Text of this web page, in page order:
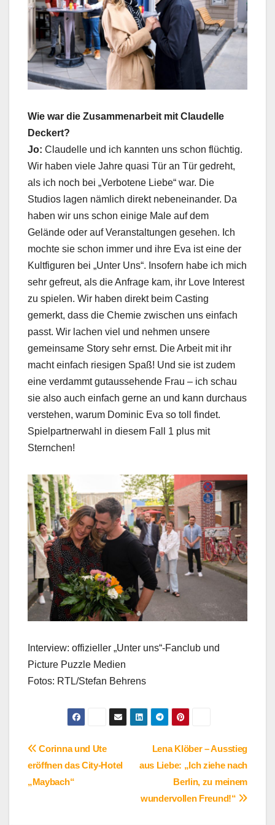
Wie war die Zusammenarbeit mit Claudelle
Deckert?
Jo: Claudelle und ich kannten uns schon flüchtig.
Wir haben viele Jahre quasi Tür an Tür gedreht,
als ich noch bei „Verbotene Liebe“ war. Die
Studios lagen nämlich direkt nebeneinander. Da
haben wir uns schon einige Male auf dem
Gelände oder auf Veranstaltungen gesehen. Ich
mochte sie schon immer und ihre Eva ist eine der
Kultfiguren bei „Unter Uns“. Insofern habe ich mich
sehr gefreut, als die Anfrage kam, ihr Love Interest
zu spielen. Wir haben direkt beim Casting
gemerkt, dass die Chemie zwischen uns einfach
passt. Wir lachen viel und nehmen unsere
gemeinsame Story sehr ernst. Die Arbeit mit ihr
macht einfach riesigen Spaß! Und sie ist zudem
eine verdammt gutaussehende Frau – ich schau
sie also auch einfach gerne an und kann durchaus
verstehen, warum Dominic Eva so toll findet.
Spielpartnerwahl in diesem Fall 1 plus mit
Sternchen!
Interview: offizieller „Unter uns“-Fanclub und
Picture Puzzle Medien
Fotos: RTL/Stefan Behrens
Beitragsnavigation
Lena Klöber – Ausstieg
aus Liebe: „Ich ziehe nach
Berlin, zu meinem
wundervollen Freund!“
Corinna und Ute
eröffnen das City-Hotel
„Maybach“